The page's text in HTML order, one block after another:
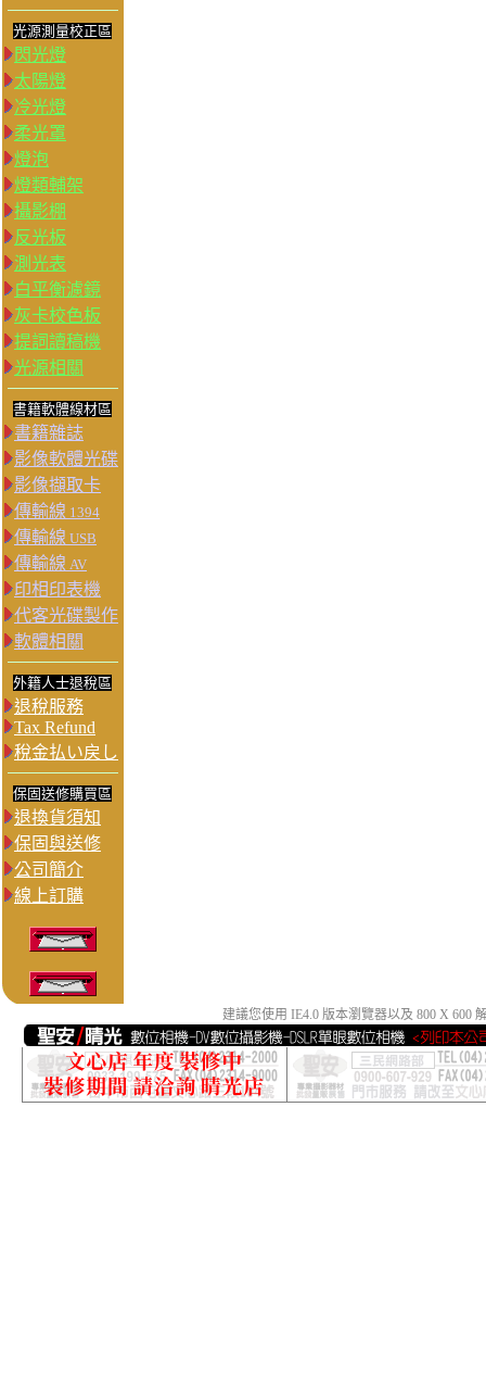
光源測量校正區
閃光燈
太陽燈
冷光燈
柔光罩
燈泡
燈類輔架
攝影棚
反光板
測光表
白平衡濾鏡
灰卡校色板
提詞讀稿機
光源相關
書籍軟體線材區
書籍雜誌
影像軟體光碟
影像擷取卡
傳輸線 1394
傳輸線 USB
傳輸線 AV
印相印表機
代客光碟製作
軟體相關
外籍人士退稅區
退稅服務
Tax Refund
稅金払い戻し
保固送修購買區
退換貨須知
保固與送修
公司簡介
線上訂購
建議您使用 IE4.0 版本瀏覽器以及 800 X 600